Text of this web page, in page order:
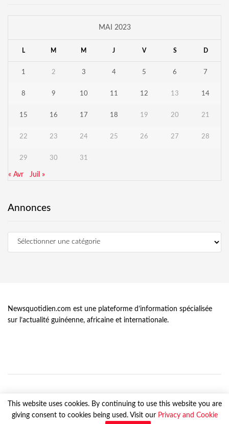
MAI 2023
L M M J V S D
1 2 3 4 5 6 7
8 9 10 11 12 13 14
15 16 17 18 19 20 21
22 23 24 25 26 27 28
29 30 31
« Avr Juil »
Annonces
Newsquotidien.com est une plateforme d’information spécialisée
sur l’actualité guinéenne, africaine et internationale.
© Newsquotidien.com, tous droits réservés
This website uses cookies. By continuing to use this website you are
giving consent to cookies being used. Visit our Privacy and Cookie